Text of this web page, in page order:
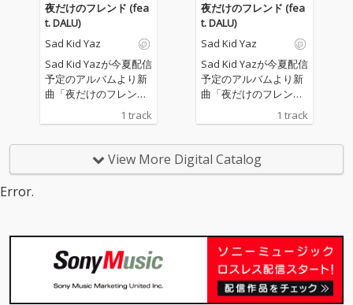
夜だけのフレンド (fea
t. DALU)
Sad Kid Yaz
Sad Kid Yazが今夏配信
予定のアルバムより新
曲「夜だけのフレンド
(feat. DALU)」を先行リ
リースする。 客演には
よりDALUが参加。彼ら
のそれぞれの夜に男女
XONが担当した。
1 track
夜だけのフレンド (fea
t. DALU)
Sad Kid Yaz
Sad Kid Yazが今夏配信
予定のアルバムより新
曲「夜だけのフレンド
(feat. DALU)」を先行リ
リースする。 客演には
よりDALUが参加。彼ら
のそれぞれの夜に男女
XONが担当した。
1 track
View More Digital Catalog
Error.